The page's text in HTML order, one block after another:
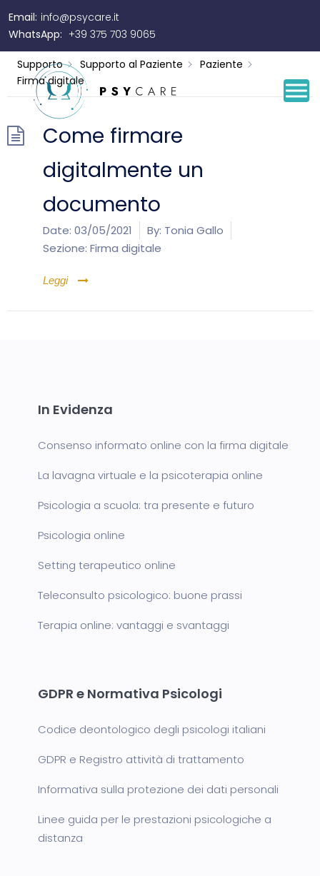
Email: info@psycare.it
WhatsApp: +39 375 703 9065
Firma digitale
Supporto Supporto al Paziente
Paziente
Firma digitale
Come firmare
digitalmente un
documento
Date: 03/05/2021 By: Tonia Gallo
Sezione: Firma digitale
Leggi
In Evidenza
Consenso informato online con la firma digitale
La lavagna virtuale e la psicoterapia online
Psicologia a scuola: tra presente e futuro
Psicologia online
Setting terapeutico online
Teleconsulto psicologico: buone prassi
Terapia online: vantaggi e svantaggi
GDPR e Normativa Psicologi
Codice deontologico degli psicologi italiani
GDPR e Registro attività di trattamento
Informativa sulla protezione dei dati personali
Linee guida per le prestazioni psicologiche a
distanza